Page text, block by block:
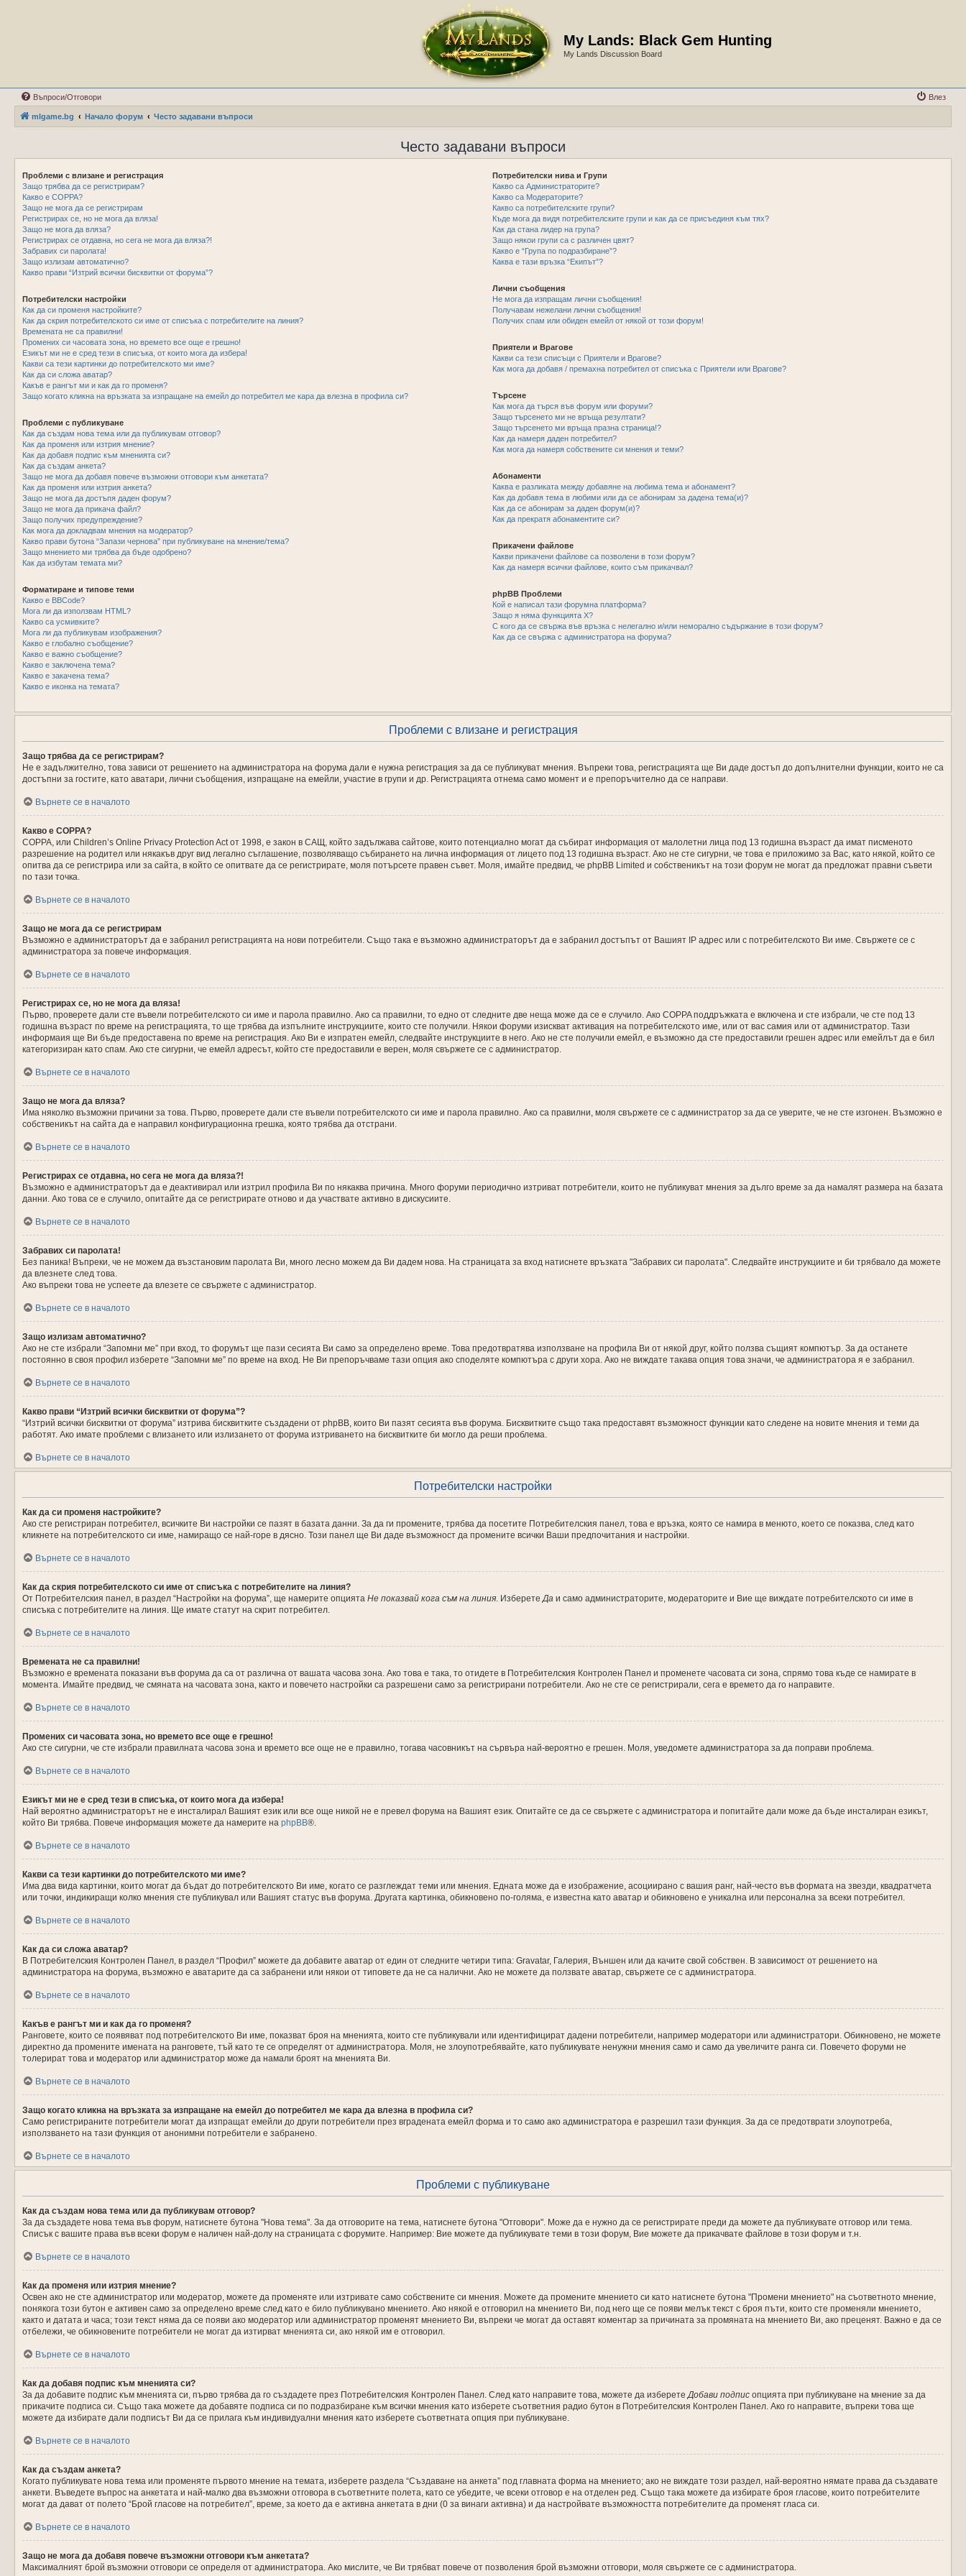
My Lands: Black Gem Hunting
My Lands Discussion Board
Въпроси/Отговори Влез
mlgame.bg Начало форум Често задавани въпроси
Често задавани въпроси
Проблеми с влизане и регистрация
Защо трябва да се регистрирам?
Какво е COPPA?
Защо не мога да се регистрирам
Регистрирах се, но не мога да вляза!
Защо не мога да вляза?
Регистрирах се отдавна, но сега не мога да вляза?!
Забравих си паролата!
Защо излизам автоматично?
Какво прави “Изтрий всички бисквитки от форума”?
Потребителски настройки
Как да си променя настройките?
Как да скрия потребителското си име от списъка с потребителите на линия?
Времената не са правилни!
Промених си часовата зона, но времето все още е грешно!
Езикът ми не е сред тези в списъка, от които мога да избера!
Какви са тези картинки до потребителското ми име?
Как да си сложа аватар?
Какъв е рангът ми и как да го променя?
Защо когато кликна на връзката за изпращане на емейл до потребител ме кара да влезна в профила си?
Проблеми с публикуване
Как да създам нова тема или да публикувам отговор?
Как да променя или изтрия мнение?
Как да добавя подпис към мненията си?
Как да създам анкета?
Защо не мога да добавя повече възможни отговори към анкетата?
Как да променя или изтрия анкета?
Защо не мога да достъпя даден форум?
Защо не мога да прикача файл?
Защо получих предупреждение?
Как мога да докладвам мнения на модератор?
Какво прави бутона “Запази чернова” при публикуване на мнение/тема?
Защо мнението ми трябва да бъде одобрено?
Как да избутам темата ми?
Форматиране и типове теми
Какво е BBCode?
Мога ли да използвам HTML?
Какво са усмивките?
Мога ли да публикувам изображения?
Какво е глобално съобщение?
Какво е важно съобщение?
Какво е заключена тема?
Какво е закачена тема?
Какво е иконка на темата?
Потребителски нива и Групи
Какво са Администраторите?
Какво са Модераторите?
Какво са потребителските групи?
Къде мога да видя потребителските групи и как да се присъединя към тях?
Как да стана лидер на група?
Защо някои групи са с различен цвят?
Какво е “Група по подразбиране”?
Каква е тази връзка “Екипът”?
Лични съобщения
Не мога да изпращам лични съобщения!
Получавам нежелани лични съобщения!
Получих спам или обиден емейл от някой от този форум!
Приятели и Врагове
Какви са тези списъци с Приятели и Врагове?
Как мога да добавя / премахна потребител от списъка с Приятели или Врагове?
Търсене
Как мога да търся във форум или форуми?
Защо търсенето ми не връща резултати?
Защо търсенето ми връща празна страница!?
Как да намеря даден потребител?
Как мога да намеря собствените си мнения и теми?
Абонаменти
Каква е разликата между добавяне на любима тема и абонамент?
Как да добавя тема в любими или да се абонирам за дадена тема(и)?
Как да се абонирам за даден форум(и)?
Как да прекратя абонаментите си?
Прикачени файлове
Какви прикачени файлове са позволени в този форум?
Как да намеря всички файлове, които съм прикачвал?
phpBB Проблеми
Кой е написал тази форумна платформа?
Защо я няма функцията X?
С кого да се свържа във връзка с нелегално и/или неморално съдържание в този форум?
Как да се свържа с администратора на форума?
Проблеми с влизане и регистрация
Защо трябва да се регистрирам?
Не е задължително, това зависи от решението на администратора на форума дали е нужна регистрация за да се публикуват мнения. Въпреки това, регистрацията ще Ви даде достъп до допълнителни функции, които не са
достъпни за гостите, като аватари, лични съобщения, изпращане на емейли, участие в групи и др. Регистрацията отнема само момент и е препоръчително да се направи.
Върнете се в началото
Какво е COPPA?
COPPA, или Children’s Online Privacy Protection Act от 1998, е закон в САЩ, който задължава сайтове, които потенциално могат да събират информация от малолетни лица под 13 годишна възраст да имат писменото
разрешение на родител или някакъв друг вид легално съглашение, позволяващо събирането на лична информация от лицето под 13 годишна възраст. Ако не сте сигурни, че това е приложимо за Вас, като някой, който се
опитва да се регистрира или за сайта, в който се опитвате да се регистрирате, моля потърсете правен съвет. Моля, имайте предвид, че phpBB Limited и собственикът на този форум не могат да предложат правни съвети
по тази точка.
Върнете се в началото
Защо не мога да се регистрирам
Възможно е администраторът да е забранил регистрацията на нови потребители. Също така е възможно администраторът да е забранил достъпът от Вашият IP адрес или с потребителското Ви име. Свържете се с
администратора за повече информация.
Върнете се в началото
Регистрирах се, но не мога да вляза!
Първо, проверете дали сте въвели потребителското си име и парола правилно. Ако са правилни, то едно от следните две неща може да се е случило. Ако COPPA поддръжката е включена и сте избрали, че сте под 13
годишна възраст по време на регистрацията, то ще трябва да изпълните инструкциите, които сте получили. Някои форуми изискват активация на потребителското име, или от вас самия или от администратор. Тази
информаия ще Ви бъде предоставена по време на регистрация. Ако Ви е изпратен емейл, следвайте инструкциите в него. Ако не сте получили емейл, е възможно да сте предоставили грешен адрес или емейлът да е бил
категоризиран като спам. Ако сте сигурни, че емейл адресът, който сте предоставили е верен, моля свържете се с администратор.
Върнете се в началото
Защо не мога да вляза?
Има няколко възможни причини за това. Първо, проверете дали сте въвели потребителското си име и парола правилно. Ако са правилни, моля свържете се с администратор за да се уверите, че не сте изгонен. Възможно е
собственикът на сайта да е направил конфигурационна грешка, която трябва да отстрани.
Върнете се в началото
Регистрирах се отдавна, но сега не мога да вляза?!
Възможно е администраторът да е деактивирал или изтрил профила Ви по някаква причина. Много форуми периодично изтриват потребители, които не публикуват мнения за дълго време за да намалят размера на базата
данни. Ако това се е случило, опитайте да се регистрирате отново и да участвате активно в дискусиите.
Върнете се в началото
Забравих си паролата!
Без паника! Въпреки, че не можем да възстановим паролата Ви, много лесно можем да Ви дадем нова. На страницата за вход натиснете връзката "Забравих си паролата". Следвайте инструкциите и би трябвало да можете
да влезнете след това.
Ако въпреки това не успеете да влезете се свържете с администратор.
Върнете се в началото
Защо излизам автоматично?
Ако не сте избрали “Запомни ме” при вход, то форумът ще пази сесията Ви само за определено време. Това предотвратява използване на профила Ви от някой друг, който ползва същият компютър. За да останете
постоянно в своя профил изберете “Запомни ме” по време на вход. Не Ви препоръчваме тази опция ако споделяте компютъра с други хора. Ако не виждате такава опция това значи, че администратора я е забранил.
Върнете се в началото
Какво прави “Изтрий всички бисквитки от форума”?
“Изтрий всички бисквитки от форума” изтрива бисквитките създадени от phpBB, които Ви пазят сесията във форума. Бисквитките също така предоставят възможност функции като следене на новите мнения и теми да
работят. Ако имате проблеми с влизането или излизането от форума изтриването на бисквитките би могло да реши проблема.
Върнете се в началото
Потребителски настройки
Как да си променя настройките?
Ако сте регистриран потребител, всичките Ви настройки се пазят в базата данни. За да ги промените, трябва да посетите Потребителския панел, това е връзка, която се намира в менюто, което се показва, след като
кликнете на потребителското си име, намиращо се най-горе в дясно. Този панел ще Ви даде възможност да промените всички Ваши предпочитания и настройки.
Върнете се в началото
Как да скрия потребителското си име от списъка с потребителите на линия?
От Потребителския панел, в раздел “Настройки на форума”, ще намерите опцията Не показвай кога съм на линия. ИзберетеДа и само администраторите, модераторите и Вие ще виждате потребителското си име в
списъка с потребителите на линия. Ще имате статут на скрит потребител.
Върнете се в началото
Времената не са правилни!
Възможно е времената показани във форума да са от различна от вашата часова зона. Ако това е така, то отидете в Потребителския Контролен Панел и променете часовата си зона, спрямо това къде се намирате в
момента. Имайте предвид, че смяната на часовата зона, както и повечето настройки са разрешени само за регистрирани потребители. Ако не сте се регистрирали, сега е времето да го направите.
Върнете се в началото
Промених си часовата зона, но времето все още е грешно!
Ако сте сигурни, че сте избрали правилната часова зона и времето все още не е правилно, тогава часовникът на сървъра най-вероятно е грешен. Моля, уведомете администратора за да поправи проблема.
Върнете се в началото
Езикът ми не е сред тези в списъка, от които мога да избера!
Най вероятно администраторът не е инсталирал Вашият език или все още никой не е превел форума на Вашият език. Опитайте се да се свържете с администратора и попитайте дали може да бъде инсталиран езикът,
който Ви трябва. Повече информация можете да намерите на phpBB®.
Върнете се в началото
Какви са тези картинки до потребителското ми име?
Има два вида картинки, които могат да бъдат до потребителското Ви име, когато се разглеждат теми или мнения. Едната може да е изображение, асоциирано с вашия ранг, най-често във формата на звезди, квадратчета
или точки, индикиращи колко мнения сте публикувал или Вашият статус във форума. Другата картинка, обикновено по-голяма, е известна като аватар и обикновено е уникална или персонална за всеки потребител.
Върнете се в началото
Как да си сложа аватар?
В Потребителския Контролен Панел, в раздел “Профил” можете да добавите аватар от един от следните четири типа: Gravatar, Галерия, Външен или да качите свой собствен. В зависимост от решението на
администратора на форума, възможно е аватарите да са забранени или някои от типовете да не са налични. Ако не можете да ползвате аватар, свържете се с администратора.
Върнете се в началото
Какъв е рангът ми и как да го променя?
Ранговете, които се появяват под потребителското Ви име, показват броя на мненията, които сте публикували или идентифицират дадени потребители, например модератори или администратори. Обикновено, не можете
директно да промените имената на ранговете, тъй като те се определят от администратора. Моля, не злоупотребявайте, като публикувате ненужни мнения само и само да увеличите ранга си. Повечето форуми не
толерират това и модератор или администратор може да намали броят на мненията Ви.
Върнете се в началото
Защо когато кликна на връзката за изпращане на емейл до потребител ме кара да влезна в профила си?
Само регистрираните потребители могат да изпращат емейли до други потребители през вградената емейл форма и то само ако администратора е разрешил тази функция. За да се предотврати злоупотреба,
използването на тази функция от анонимни потребители е забранено.
Върнете се в началото
Проблеми с публикуване
Как да създам нова тема или да публикувам отговор?
За да създадете нова тема във форум, натиснете бутона "Нова тема". За да отговорите на тема, натиснете бутона "Отговори". Може да е нужно да се регистрирате преди да можете да публикувате отговор или тема.
Списък с вашите права във всеки форум е наличен най-долу на страницата с форумите. Например: Вие можете да публикувате теми в този форум, Вие можете да прикачвате файлове в този форум и т.н.
Върнете се в началото
Как да променя или изтрия мнение?
Освен ако не сте администратор или модератор, можете да променяте или изтривате само собствените си мнения. Можете да промените мнението си като натиснете бутона "Промени мнението" на съответното мнение,
понякога този бутон е активен само за определено време след като е било публикувано мнението. Ако някой е отговорил на мнението Ви, под него ще се появи мелък текст с броя пъти, които сте променяли мнението,
както и датата и часа; този текст няма да се появи ако модератор или администратор променят мнението Ви, въпреки че могат да оставят коментар за причината за промяната на мнението Ви, ако преценят. Важно е да се
отбележи, че обикновените потребители не могат да изтирват мненията си, ако някой им е отговорил.
Върнете се в началото
Как да добавя подпис към мненията си?
За да добавите подпис към мненията си, първо трябва да го създадете през Потребителския Контролен Панел. След като направите това, можете да изберетеДобави подпис опцията при публикуване на мнение за да
прикачите подписа си. Също така можете да добавяте подписа си по подразбиране към всички мнения като изберете съответния радио бутон в Потребителския Контролен Панел. Ако го направите, въпреки това ще
можете да избирате дали подписът Ви да се прилага към индивидуални мнения като изберете съответната опция при публикуване.
Върнете се в началото
Как да създам анкета?
Когато публикувате нова тема или променяте първото мнение на темата, изберете раздела “Създаване на анкета” под главната форма на мнението; ако не виждате този раздел, най-вероятно нямате права да създавате
анкети. Въведете въпрос на анкетата и най-малко два възможни отговора в съответните полета, като се убедите, че всеки отговор е на отделен ред. Също така можете да избирате броя гласове, които потребителите
могат да дават от полето “Брой гласове на потребител”, време, за което да е активна анкетата в дни (0 за винаги активна) и да настройвате възможността потребителите да променят гласа си.
Върнете се в началото
Защо не мога да добавя повече възможни отговори към анкетата?
Максималният брой възможни отговори се определя от администратора. Ако мислите, че Ви трябват повече от позволения брой възможни отговори, моля свържете се с администратора.